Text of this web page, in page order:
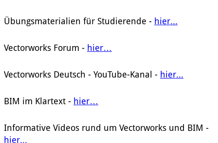
Übungsmaterialien für Studierende - hier...
Vectorworks Forum - hier…
Vectorworks Deutsch - YouTube-Kanal - hier...
BIM im Klartext - hier…
Informative Videos rund um Vectorworks und BIM -
hier...